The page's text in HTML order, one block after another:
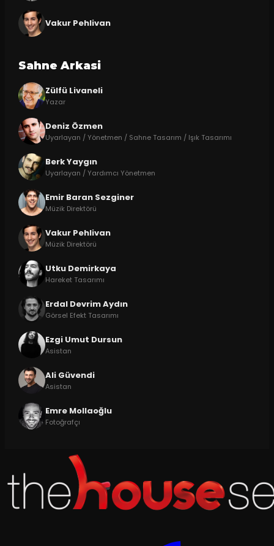
Vakur Pehlivan
Sahne Arkasi
Zülfü Livaneli
Yazar
Deniz Özmen
Uyarlayan / Yönetmen / Sahne Tasarım / Işık Tasarımı
Berk Yaygın
Uyarlayan / Yardımcı Yönetmen
Emir Baran Sezginer
Müzik Direktörü
Vakur Pehlivan
Müzik Direktörü
Utku Demirkaya
Hareket Tasarımı
Erdal Devrim Aydın
Görsel Efekt Tasarımı
Ezgi Umut Dursun
Asistan
Ali Güvendi
Asistan
Emre Mollaoğlu
Fotoğrafçı